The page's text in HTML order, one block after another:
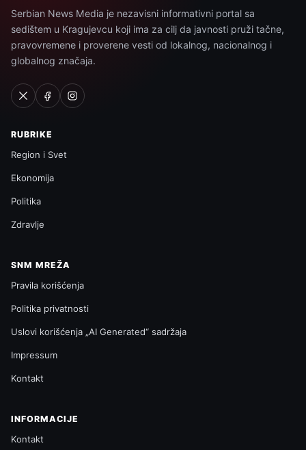
Serbian News Media je nezavisni informativni portal sa
sedištem u Kragujevcu koji ima za cilj da javnosti pruži tačne,
pravovremene i proverene vesti od lokalnog, nacionalnog i
globalnog značaja.
RUBRIKE
Region i Svet
Ekonomija
Politika
Zdravlje
SNM MREŽA
Pravila korišćenja
Politika privatnosti
Uslovi korišćenja „AI Generated“ sadržaja
Impressum
Kontakt
INFORMACIJE
Kontakt